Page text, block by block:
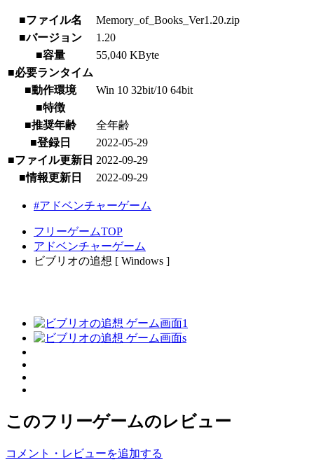
■ファイル名
Memory_of_Books_Ver1.20.zip
■バージョン
1.20
■容量
55,040 KByte
■必要ランタイム
■動作環境
Win 10 32bit/10 64bit
■特徴
■推奨年齢
全年齢
■登録日
2022-05-29
■ファイル更新日 2022-09-29
■情報更新日
2022-09-29
#アドベンチャーゲーム
フリーゲームTOP
アドベンチャーゲーム
ビブリオの追想 [ Windows ]
このフリーゲームのレビュー
コメント・レビューを追加する